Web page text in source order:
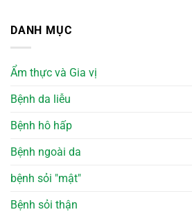
DANH MỤC
Ẩm thực và Gia vị
Bệnh da liễu
Bệnh hô hấp
Bệnh ngoài da
bệnh sỏi "mật"
Bệnh sỏi thận